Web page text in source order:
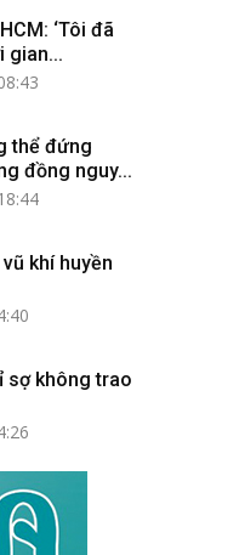
‘Tôi đã
gian...
thể đứng
đồng nguy...
khí huyền
sợ không trao